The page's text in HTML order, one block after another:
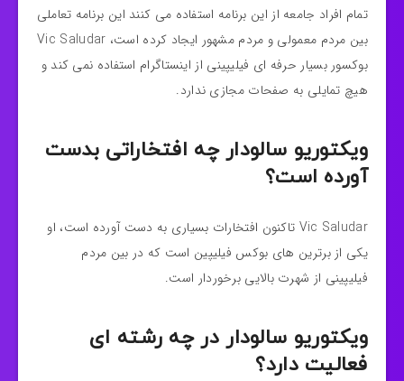
تمام افراد جامعه از این برنامه استفاده می کنند این برنامه تعاملی
بین مردم معمولی و مردم مشهور ایجاد کرده است، Vic Saludar
بوکسور بسیار حرفه ای فیلیپینی از اینستاگرام استفاده نمی کند و
هیچ تمایلی به صفحات مجازی ندارد.
ویکتوریو سالودار چه افتخاراتی بدست
آورده است؟
Vic Saludar تاکنون افتخارات بسیاری به دست آورده است، او
یکی از برترین های بوکس فیلیپین است که در بین مردم
فیلیپینی از شهرت بالایی برخوردار است.
ویکتوریو سالودار در چه رشته ای
فعالیت دارد؟